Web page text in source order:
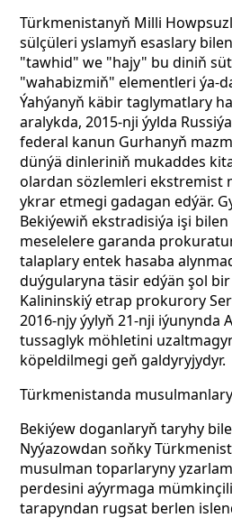
Türkmenistanyň Milli
sülçüleri yslamyň esaslary
"tawhid" we "hajy" bu diniň
"wahabizmiň" elementleri ýa-
Ýahýanyň käbir taglymatlary
aralykda, 2015-nji ýylda
federal kanun Gurhanyň
dünýä dinleriniň mukaddes
olardan sözlemleri ekstremist
ykrar etmegi gadagan edýär.
Bekiýewiň ekstradisiýa işi
meselelere garanda
talaplary entek hasaba
duýgularyna täsir edýän şol
Kalininskiý etrap prokurory
2016-njy ýylyň 21-nji iýunynda
tussaglyk möhletini
köpeldilmegi geň galdyryjydyr.
Türkmenistanda
Bekiýew doganlaryň taryhy
Nyýazowdan soňky
musulman toparlaryny
perdesini aýyrmaga
tarapyndan rugsat berlen